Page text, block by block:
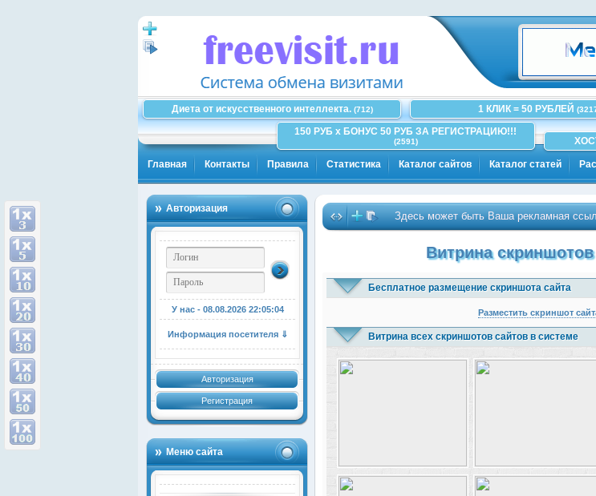
Диета от искусственного интеллекта.(712) 1 КЛИК = 50 РУБЛЕЙ
150 РУБ x БОНУС 50 РУБ ЗА РЕГИСТРАЦИЮ!!!
(2591)
Главная Контакты Правила Статистика Каталог сайтов Каталог статей
Авторизация
У нас - 08.08.2026 22:05:05
Информация посетителя ⇓
Авторизация
Регистрация
Меню сайта
Здесь может быть Ваша рекламная ссылка..
Витрина скриншотов
Бесплатное размещение скриншота сайта
Разместить скриншот
Витрина всех скриншотов сайтов в системе